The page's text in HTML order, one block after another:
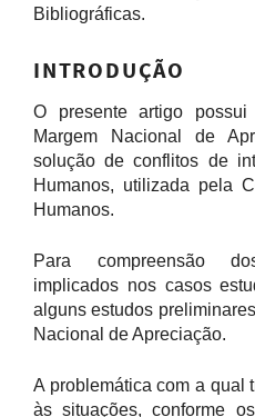
Bibliográficas.
INTRODUÇÃO
O presente artigo
Margem Nacional de
solução de conflitos de
Humanos, utilizada pela
Humanos.
Para compreensão
implicados nos casos
alguns estudos
Nacional de Apreciação.
A problemática com a qual
às situações, conforme